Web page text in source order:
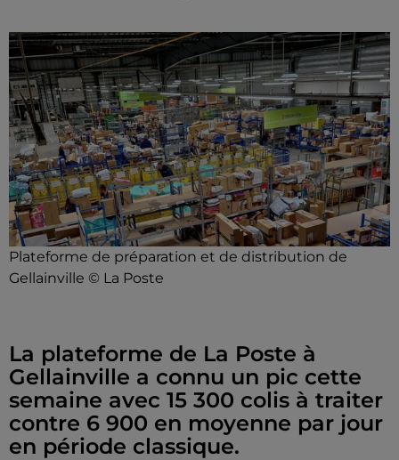
Plateforme de préparation et de distribution de
Gellainville © La Poste
La plateforme de La Poste à
Gellainville a connu un pic cette
semaine avec 15 300 colis à traiter
contre 6 900 en moyenne par jour
en période classique.